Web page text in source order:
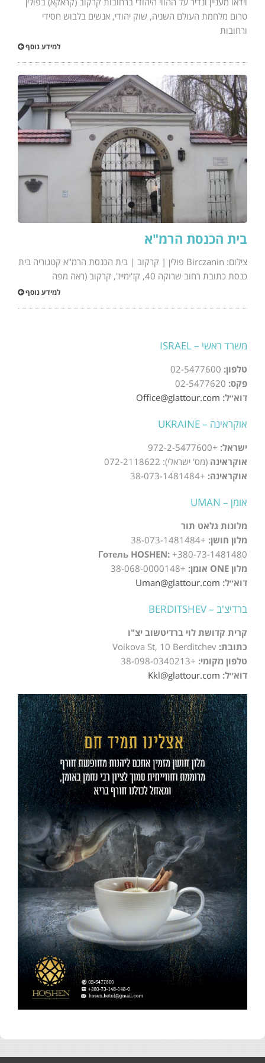
טרום מלחמת העולם השניה, שוק יהודי, אנשים בלבוש חסידי
ורחובות
למידע נוסף
בית הכנסת הרמ"א
צילום: Birczanin פולין | קרקוב | בית הכנסת הרמ"א קטגוריה בית
כנסת כתובת רחוב שרוקה 40, קז'ימייז', קרקוב (ראה מפה
למידע נוסף
משרד ראשי – ISRAEL
טלפון:
פקס:
דוא״ל: Office@glattour.com
אוקראינה – UKRAINE
ישראל: +972-2-5477600
אוקראינה (מס' ישראלי): 072-2118622
אוקראינה: +38-073-1481484
אומן – UMAN
מלונות גלאט תור
מלון חושן: +38-073-1481484
Готель HOSHEN: +380-73-1481480
מלון ONE אומן:
+38-068-0000148
דוא״ל: Uman@glattour.com
ברדיצ'ב – BERDITSHEV
קרית קדושת לוי ברדיטשוב יצ"ו
כתובת:
טלפון מקומי: +38-098-0340213
דוא״ל: Kkl@glattour.com